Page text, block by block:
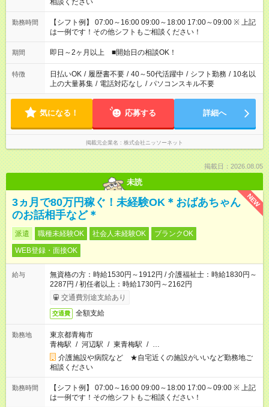
相談ください
勤務時間
【シフト例】 07:00～16:00 09:00～18:00 17:00～09:00 ※ 上記
は一例です！その他シフトもご相談ください！
期間 即日～2ヶ月以上 ■開始日の相談OK！
特徴 日払いOK / 履歴書不要 / 40～50代活躍中 / シフト勤務 / 10名以
上の大量募集 / 電話対応なし / パソコンスキル不要
気になる！ 応募する 詳細へ
掲載元企業名 株式会社ニッソーネット
掲載日：2026.08.05
未読
NEW
3ヵ月で80万円稼ぐ！未経験OK＊おばあちゃん
のお話相手など＊
派遣 職種未経験OK 社会人未経験OK
ブランクOK
WEB登録・面接OK
給与
無資格の方：時給1530円～1912円 / 介護福祉士：時給1830円～
2287円 / 初任者以上：時給1730円～2162円
交通費別途支給あり
交通費 全額支給
勤務地
東京都青梅市
青梅駅 / 河辺駅 / 東青梅駅 / …
介護施設や病院など ★自宅近くの施設がいいなど勤務地ご
相談ください
勤務時間
【シフト例】 07:00～16:00 09:00～18:00 17:00～09:00 ※ 上記
は一例です！その他シフトもご相談ください！